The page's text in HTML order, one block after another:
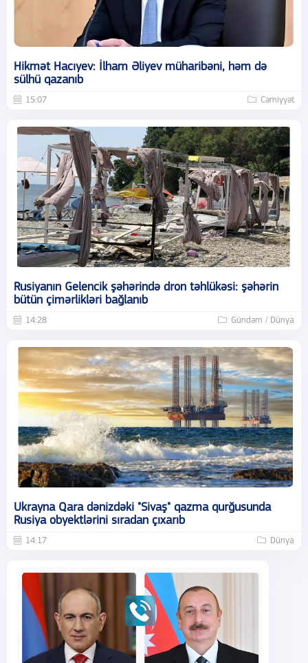
Hikmət Hacıyev: İlham Əliyev müharibəni, həm də
sülhü qazanıb
15:07 Cəmiyyət
Rusiyanın Gelencik şəhərində dron təhlükəsi: şəhərin
bütün çimərlikləri bağlanıb
14:28 Gündəm / Dünya
Ukrayna Qara dənizdəki "Sivaş" qazma qurğusunda
Rusiya obyektlərini sıradan çıxarıb
14:17 Dünya